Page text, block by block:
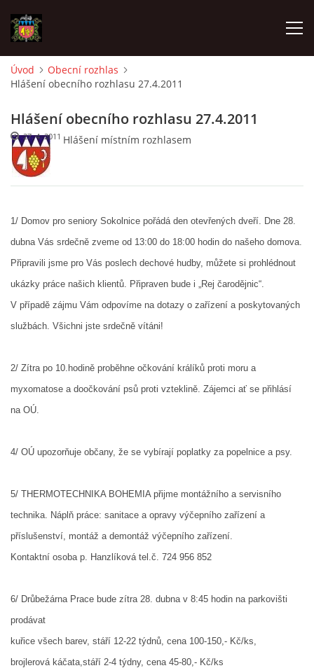
ÚVOD
O SBORU
POZVÁNKY
ZÁSAHOVÁ JEDNOTKA
KONTAKT
OBYVATELSTVA ČR
KALENDÁŘ SDH
Úvod
Obecní rozhlas
Hlášení obecního rozhlasu 27.4.2011
Hlášení obecního rozhlasu 27.4.2011
Hlášení místním rozhlasem
27. 4. 2011
1/ Domov pro seniory Sokolnice pořádá den otevřených dveří. Dne 28.
dubna Vás srdečně zveme od 13:00 do 18:00 hodin do našeho domova.
Připravili jsme pro Vás poslech dechové hudby, můžete si prohlédnout
ukázky práce našich klientů. Připraven bude i „Rej čarodějnic“.
V případě zájmu Vám odpovíme na dotazy o zařízení a poskytovaných
službách. Všichni jste srdečně vítáni!
2/ Zítra po 10.hodině proběhne očkování králíků proti moru a
myxomatose a doočkování psů proti vzteklině. Zájemci ať se přihlásí
na OÚ.
4/ OÚ upozorňuje občany, že se vybírají poplatky za popelnice a psy.
5/ THERMOTECHNIKA BOHEMIA přijme montážního a servisního
technika. Náplň práce: sanitace a opravy výčepního zařízení a
příslušenství, montáž a demontáž výčepního zařízení.
Kontaktní osoba p. Hanzlíková tel.č. 724 956 852
6/ Drůbežárna Prace bude zítra 28. dubna v 8:45 hodin na parkovišti
prodávat
kuřice všech barev, stáří 12-22 týdnů, cena 100-150,- Kč/ks,
brojlerová káčata,stáří 2-4 týdny, cena 45-80,- Kč/ks